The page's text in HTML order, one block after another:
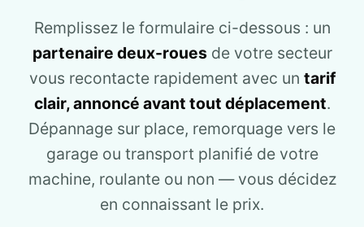
Remplissez le formulaire ci-dessous : un
partenaire deux-rouesde votre secteur
vous recontacte rapidement avec un tarif
clair, annoncé avant tout déplacement.
Dépannage sur place, remorquage vers le
garage ou transport planifié de votre
machine, roulante ou non — vous décidez
en connaissant le prix.